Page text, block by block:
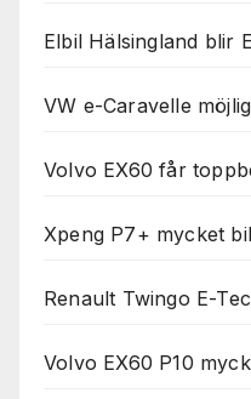
Elbil Hälsingland blir
VW e-Caravelle
Volvo EX60 får
Xpeng P7+ mycket
Renault Twingo E-
Volvo EX60 P10